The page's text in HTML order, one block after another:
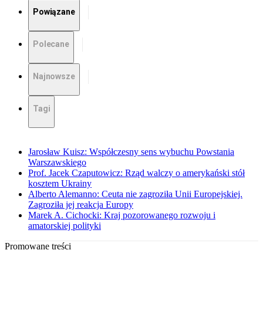
Powiązane
Polecane
Najnowsze
Tagi
Jarosław Kuisz: Współczesny sens wybuchu Powstania
Warszawskiego
Prof. Jacek Czaputowicz: Rząd walczy o amerykański stół
kosztem Ukrainy
Alberto Alemanno: Ceuta nie zagroziła Unii Europejskiej.
Zagroziła jej reakcja Europy
Marek A. Cichocki: Kraj pozorowanego rozwoju i
amatorskiej polityki
Promowane treści